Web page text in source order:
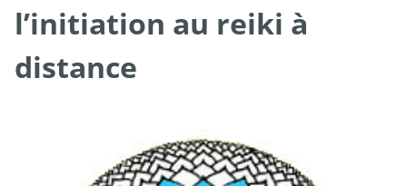
l’initiation au reiki à
distance